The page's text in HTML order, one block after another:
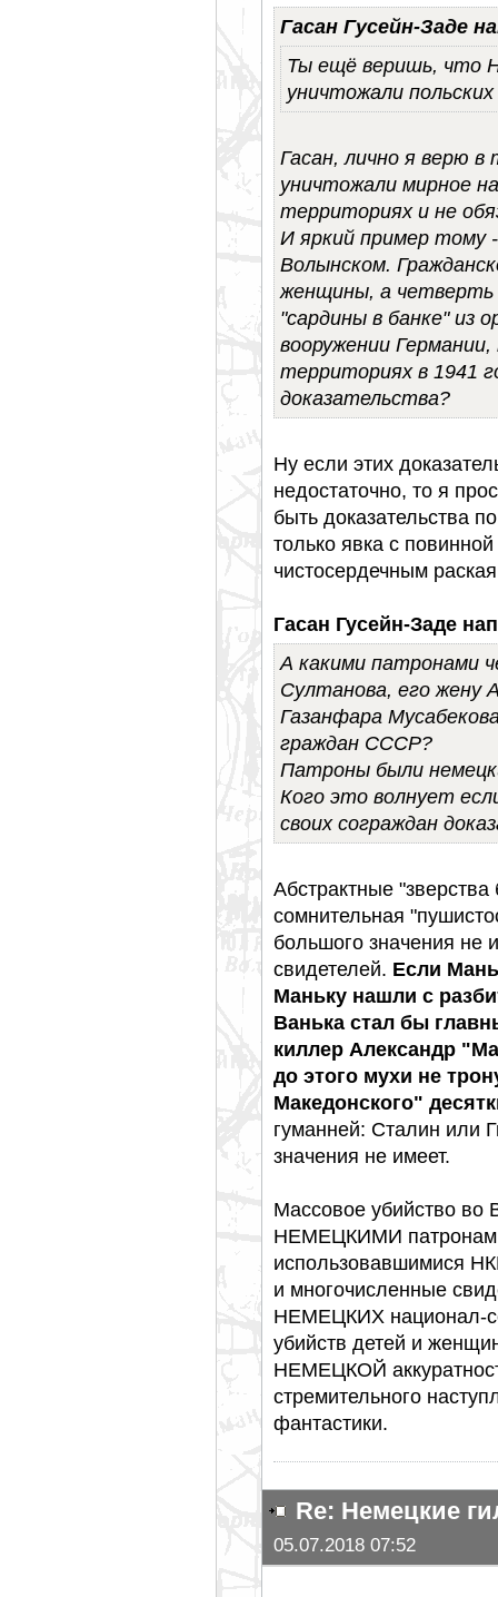
Гасан Гусейн-Заде
Ты ещё веришь, что
уничтожали
Гасан, лично я верю
уничтожали мирное
территориях и не
И яркий пример тому
Волынском.
женщины, а
"сардины в банке" из
вооружении
территориях в 1941
доказательства?
Ну если этих
недостаточно, то я
быть доказательства
только явка с
чистосердечным
Гасан Гусейн-Заде
А какими патронами
Султанова, его жену
Газанфара
граждан СССР?
Патроны были
Кого это волнует
своих сограждан
Абстрактные
сомнительная
большого значения не
свидетелей. Если
Маньку нашли с
Ванька стал бы
киллер Александр
до этого мухи не
Македонского"
гуманней: Сталин или
значения не имеет.
Массовое убийство
НЕМЕЦКИМИ патронами
использовавшимися
и многочисленные
НЕМЕЦКИХ национал-
убийств детей и
НЕМЕЦКОЙ
стремительного
фантастики.
Re: Немецкие
05.07.2018 07:52